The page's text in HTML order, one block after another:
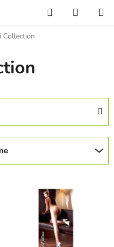
Hledat
KOŠÍK
Collection